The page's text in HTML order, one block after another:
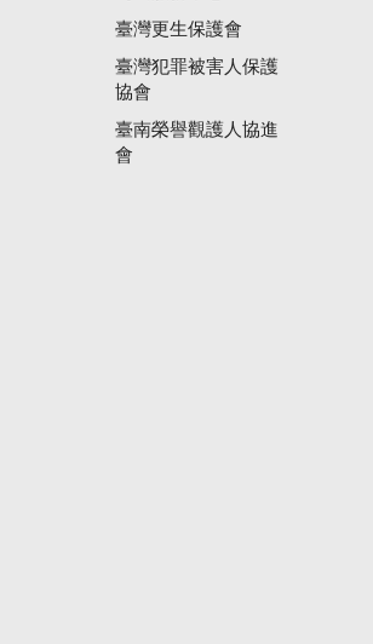
臺灣更生保護會
臺灣犯罪被害人保護
協會
臺南榮譽觀護人協進
會